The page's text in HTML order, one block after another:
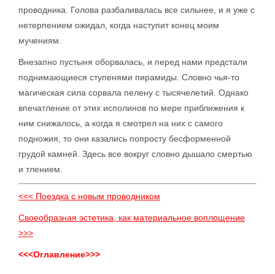
проводника. Голова разбаливалась все сильнее, и я уже с
нетерпением ожидал, когда наступит конец моим
мучениям.
Внезапно пустыня оборвалась, и перед нами предстали
поднимающиеся ступенями пирамиды. Словно чья-то
магическая сила сорвала пелену с тысячелетий. Однако
впечатление от этих исполинов по мере приближения к
ним снижалось, а когда я смотрел на них с самого
подножия, то они казались попросту бесформенной
грудой камней. Здесь все вокруг словно дышало смертью
и тлением.
<<< Поездка с новым проводником
Своеобразная эстетика, как материальное воплощение
>>>
<<<Оглавление>>>